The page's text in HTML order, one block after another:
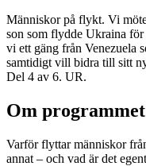
Människor på flykt. Vi
son som flydde Ukraina
vi ett gäng från Venezuela
samtidigt vill bidra till sitt
Del 4 av 6. UR.
Om programmet
Varför flyttar människor
annat – och vad är det